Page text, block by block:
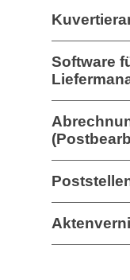
Software